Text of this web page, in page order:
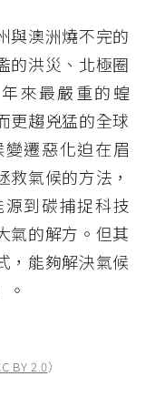
與澳洲燒不完的
的洪災、北極圈
來最嚴重的蝗
更趨兇猛的全球
遷惡化迫在眉
氣候的方法，
到碳捕捉科技
氣的解方。但其
，能夠解決氣候
BY 2.0）